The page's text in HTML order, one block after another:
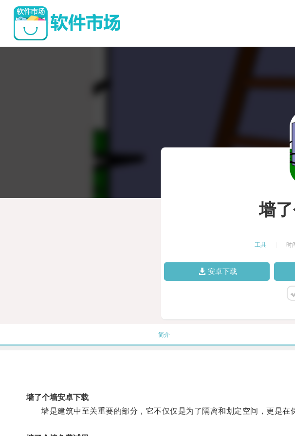
墙
工具 时
安卓下载
简介
墙了个墙安卓下载
墙是建筑中至关重要的部分，它不仅仅是为了隔离和划定空间，更是在